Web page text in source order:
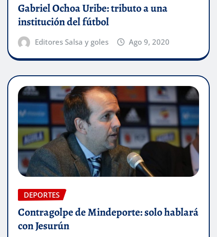
Gabriel Ochoa Uribe: tributo a una
institución del fútbol
Editores Salsa y goles Ago 9, 2020
DEPORTES
Contragolpe de Mindeporte: solo hablará
con Jesurún